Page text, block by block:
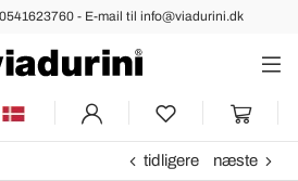
- E-mail til info@viadurini.dk
tidligere næste